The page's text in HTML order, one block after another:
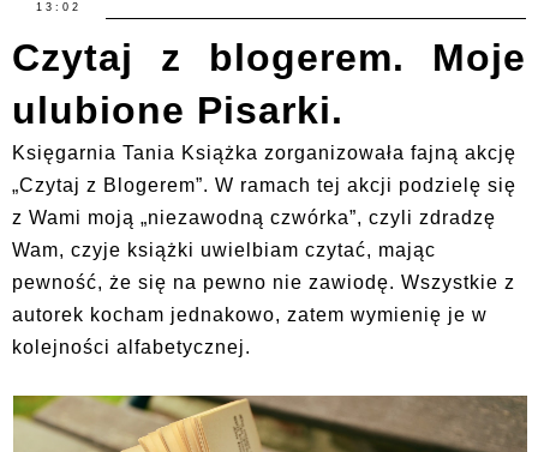
13:02
Czytaj z blogerem. Moje
ulubione Pisarki.
Księgarnia Tania Książka zorganizowała fajną akcję
„Czytaj z Blogerem”. W ramach tej akcji podzielę się
z Wami moją „niezawodną czwórka”, czyli zdradzę
Wam, czyje książki uwielbiam czytać, mając
pewność, że się na pewno nie zawiodę. Wszystkie z
autorek kocham jednakowo, zatem wymienię je w
kolejności alfabetycznej.